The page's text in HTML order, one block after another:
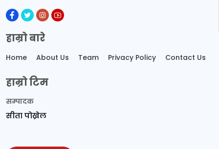
हाम्रो बारे
Home About Us Team Privacy Policy Contact Us
हाम्रो टिम
सम्पादक
सीता पोख्रेल